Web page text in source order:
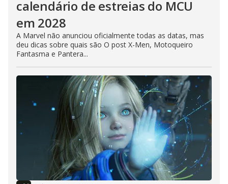
calendário de estreias do MCU
em 2028
A Marvel não anunciou oficialmente todas as datas, mas
deu dicas sobre quais são O post X-Men, Motoqueiro
Fantasma e Pantera...